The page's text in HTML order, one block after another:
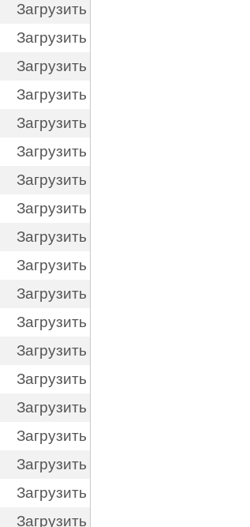
Загрузить
Загрузить
Загрузить
Загрузить
Загрузить
Загрузить
Загрузить
Загрузить
Загрузить
Загрузить
Загрузить
Загрузить
Загрузить
Загрузить
Загрузить
Загрузить
Загрузить
Загрузить
Загрузить